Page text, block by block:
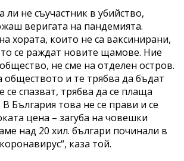
ли не съучастник в убийство,
веригата на пандемията.
хората, които не са ваксинирани,
се раждат новите щамове. Ние
не сме на отделен остров.
и те трябва да бъдат
се спазват, трябва да се плаща
България това не се прави и се
цена – загуба на човешки
над 20 хил. българи починали в
каза той.